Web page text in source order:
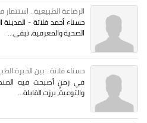
الرضاعة الطبيعية..
حسناء أحمد فلاتة -
الصحية والمعرفية، تبقى...
حسناء فلاتة.. بين الخبرة
في زمنٍ أصبحت فيه
والتوعية، برزت القابلة...